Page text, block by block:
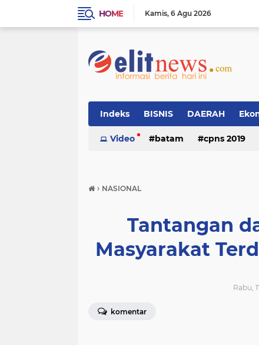
HOME Kamis 6 Agu 2026
Indeks BISNIS DAERAH
Video batam cpns 2019
› NASIONAL
Tantangan
Masyarakat
Rabu,
komentar